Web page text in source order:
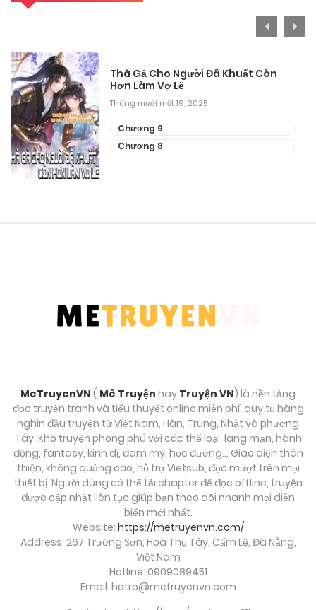
Chương 76
Chương 75
Tháng 9 27, 2025
Chương 67
Tháng 9 27, 2025
Chương 66
Tháng 9 27, 2025
Chương 62
Tháng 9 27, 2025
Chương 61
Tháng 9 27, 2025
Thà Gả Cho Người Đã Khuất Còn
Hơn Làm Vợ Lẽ
Tháng mười một 19, 2025
Chương 9
Chương 8
MeTruyenVN ( Mê Truyện hay Truyện VN) là nền tảng
đọc truyện tranh và tiểu thuyết online miễn phí, quy tụ hàng
nghìn đầu truyện từ Việt Nam, Hàn, Trung, Nhật và phương
Tây. Kho truyện phong phú với các thể loại: lãng mạn, hành
động, fantasy, kinh dị, đam mỹ, học đường… Giao diện thân
thiện, không quảng cáo, hỗ trợ Vietsub, đọc mượt trên mọi
thiết bị. Người dùng có thể tải chapter để đọc offline, truyện
được cập nhật liên tục giúp bạn theo dõi nhanh mọi diễn
biến mới nhất.
Website: https://metruyenvn.com/
Address: 267 Trường Sơn, Hoà Thọ Tây, Cẩm Lệ, Đà Nẵng,
Việt Nam
Hotline: 0909089451
Email: hotro@metruyenvn.com